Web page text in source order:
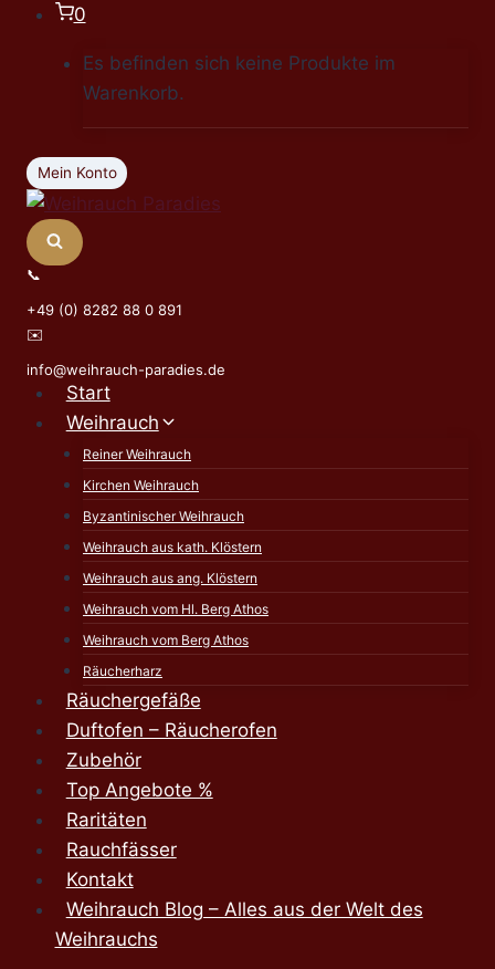
Zum
springen
0
Es befinden sich keine Produkte im
Warenkorb.
Mein Konto
📞
+49 (0) 8282 88 0 891
✉️
info@weihrauch-paradies.de
Start
Weihrauch
Reiner Weihrauch
Kirchen Weihrauch
Byzantinischer Weihrauch
Weihrauch aus kath. Klöstern
Weihrauch aus ang. Klöstern
Weihrauch vom Hl. Berg Athos
Weihrauch vom Berg Athos
Räucherharz
Räuchergefäße
Duftofen – Räucherofen
Zubehör
Top Angebote %
Raritäten
Rauchfässer
Kontakt
Weihrauch Blog – Alles aus der Welt des
Weihrauchs